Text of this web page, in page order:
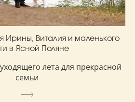
Ирины, Виталия и маленького
в Ясной Поляне
лета для прекрасной
семьи